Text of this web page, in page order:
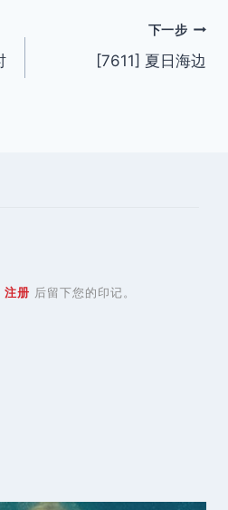
下一步
[7611] 夏日海边
注册 后留下您的印记。